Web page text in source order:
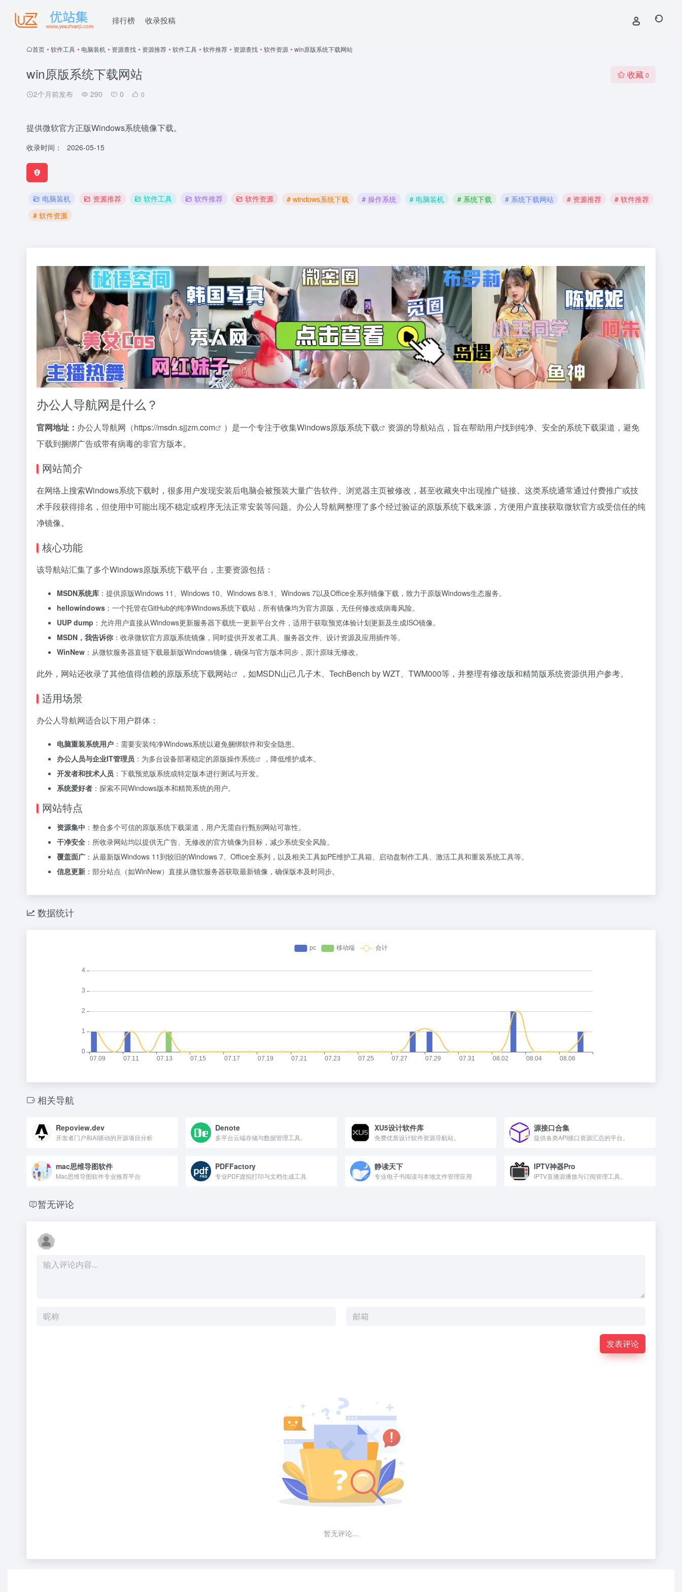
排行榜 收录投稿
首页 • 软件工具 • 电脑装机 • 资源查找 • 资源推荐 • 软件工具 • 软件推荐 • 资源查找 • 软件资源 • win原版系统下载网站
win原版系统下载网站
2个月前发布 290 0 0
收藏 0
提供微软官方正版Windows系统镜像下载。
收录时间： 2026-05-15
电脑装机 资源推荐 软件工具 软件推荐 软件资源 # windows系统下载 # 操作系统 # 电脑装机 # 系统下载 # 系统下载网站 # 资源推荐
# 软件推荐
# 软件资源
办公人导航网是什么？
官网地址： 办公人导航网（https://msdn.sjjzm.com ）是一个专注于收集Windows原版系统下载
资源的导航站点，旨在帮助用户找到纯净、安全的系统下载渠道，避免
下载到捆绑广告或带有病毒的非官方版本。
网站简介
在网络上搜索Windows系统下载时，很多用户发现安装后电脑会被预装大量广告软件、浏览器主页被修改，甚至收藏夹中出现推广链接。这类系统通常通过付费推广或技
术手段获得排名，但使用中可能出现不稳定或程序无法正常安装等问题。办公人导航网整理了多个经过验证的原版系统下载来源，方便用户直接获取微软官方或受信任的纯
净镜像。
核心功能
该导航站汇集了多个Windows原版系统下载平台，主要资源包括：
MSDN系统库 ：提供原版Windows 11、Windows 10、Windows 8/8.1、Windows 7以及Office全系列镜像下载，致力于原版Windows生态服务。
hellowindows ：一个托管在GitHub的纯净Windows系统下载站，所有镜像均为官方原版，无任何修改或病毒风险。
UUP dump ：允许用户直接从Windows更新服务器下载统一更新平台文件，适用于获取预览体验计划更新及生成ISO镜像。
MSDN，我告诉你 ：收录微软官方原版系统镜像，同时提供开发者工具、服务器文件、设计资源及应用插件等。
WinNew ：从微软服务器直链下载最新版Windows镜像，确保与官方版本同步，原汁原味无修改。
此外，网站还收录了其他值得信赖的原版系统下载网站 ，如MSDN山己几子木、TechBench by WZT、TWM000等，并整理有修改版和精简版系统资源供用户参考。
适用场景
办公人导航网适合以下用户群体：
电脑重装系统用户 ：需要安装纯净Windows系统以避免捆绑软件和安全隐患。
办公人员与企业IT管理员 ：为多台设备部署稳定的原版操作系统
，降低维护成本。
开发者和技术人员 ：下载预览版系统或特定版本进行测试与开发。
系统爱好者 ：探索不同Windows版本和精简系统的用户。
网站特点
资源集中 ：整合多个可信的原版系统下载渠道，用户无需自行甄别网站可靠性。
干净安全 ：所收录网站均以提供无广告、无修改的官方镜像为目标，减少系统安全风险。
覆盖面广 ：从最新版Windows 11到较旧的Windows 7、Office全系列，以及相关工具如PE维护工具箱、启动盘制作工具、激活工具和重装系统工具等。
信息更新 ：部分站点（如WinNew）直接从微软服务器获取最新镜像，确保版本及时同步。
数据统计
相关导航
Repoview.dev
开发者门户和AI驱动的开源项目分析
Denote
多平台云端存储与数据管理工具。
XU5设计软件库
免费优质设计软件资源导航站。
源接口合集
提供各类API接口资源汇总的平台。
mac思维导图软件
Mac思维导图软件专业推荐平台
PDFFactory
专业PDF虚拟打印与文档生成工具
静读天下
专业电子书阅读与本地文件管理应用
IPTV神器Pro
IPTV直播源播放与订阅管理工具。
暂无评论
发表评论
暂无评论...